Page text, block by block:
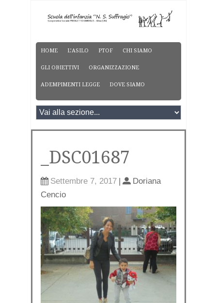
HOME L’ASILO PTOF CHI SIAMO
GLI OBIETTIVI ORGANIZZAZIONE
ADEMPIMENTI LEGGE DOVE SIAMO
_DSC01687
Settembre 7, 2017 |
Doriana
Cencio